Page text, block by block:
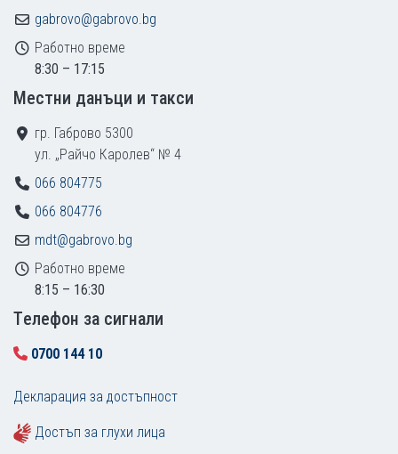
gabrovo@gabrovo.bg
Работно време
8:30 – 17:15
Местни данъци и такси
гр. Габрово 5300
ул. „Райчо Каролев“ № 4
066 804775
066 804776
mdt@gabrovo.bg
Работно време
8:15 – 16:30
Tелефон за сигнали
0700 144 10
Декларация за достъпност
Достъп за глухи лица